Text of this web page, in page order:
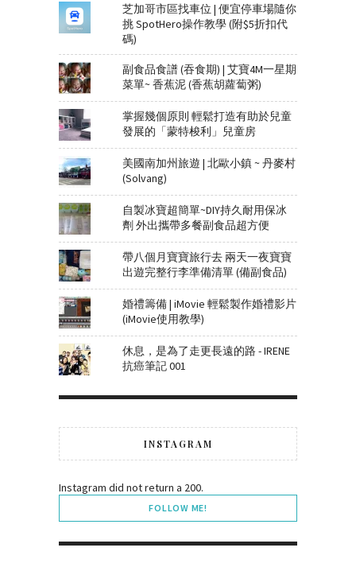
芝加哥市區找車位 | 便宜停車場隨你
挑 SpotHero操作教學 (附$5折扣代
碼)
副食品食譜 (吞食期) | 艾寶4M一星期
菜單~ 香蕉泥 (香蕉胡蘿蔔粥)
掌握幾個原則 輕鬆打造有助於兒童
發展的「蒙特梭利」兒童房
美國南加州旅遊 | 北歐小鎮 ~ 丹麥村
(Solvang)
自製冰寶超簡單~DIY持久耐用保冰
劑 外出攜帶多餐副食品超方便
帶八個月寶寶旅行去 兩天一夜寶寶
出遊完整行李準備清單 (備副食品)
婚禮籌備 | iMovie 輕鬆製作婚禮影片
(iMovie使用教學)
休息，是為了走更長遠的路 - IRENE
抗癌筆記 001
INSTAGRAM
Instagram did not return a 200.
FOLLOW ME!